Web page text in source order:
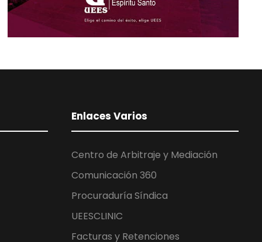
Enlaces Varios
Centro de Arbitraje y Mediación
Comunicación 360
Procuraduría Síndica
UEESCLINIC
Facturas y Retenciones